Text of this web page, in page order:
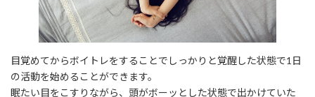
目覚めてからボイトレをすることでしっかりと覚醒した状態で1日
の活動を始めることができます。
眠たい目をこすりながら、頭がボーッとした状態で出かけていた